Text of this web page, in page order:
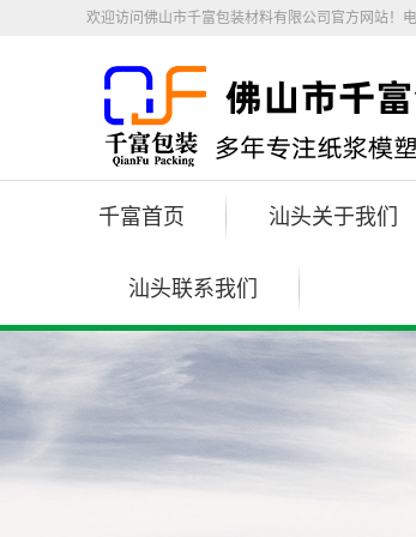
欢迎访问佛山市千富包装材料有限公司官方网站！
千富首页 汕头关于我们
汕头联系我们